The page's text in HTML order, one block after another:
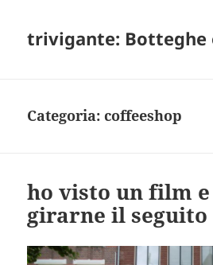
trivigante: Botteghe
Categoria:coffeeshop
ho visto un film
girarne il seguito